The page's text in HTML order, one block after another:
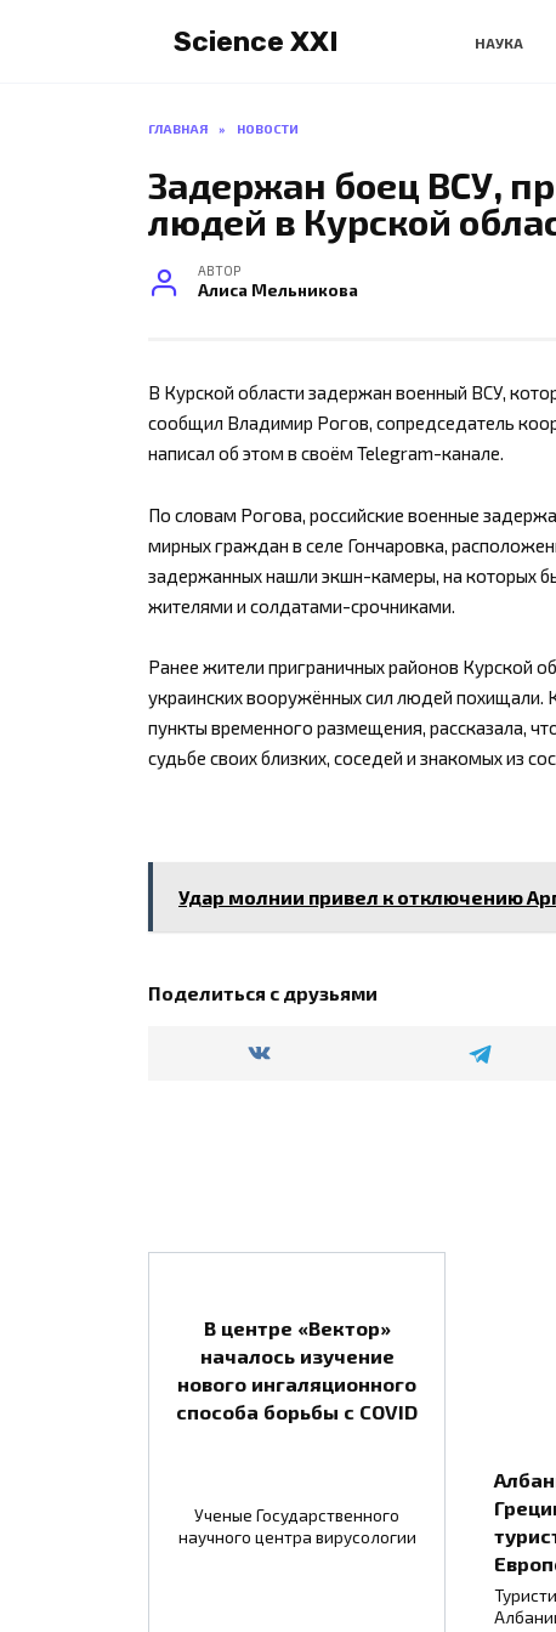
Science XXI НАУКА
ГЛАВНАЯ » НОВОСТИ
Задержан боец ВСУ,
людей в Курской
АВТОР
Алиса Мельникова
В Курской области задержан военный ВСУ,
сообщил Владимир Рогов, сопредседатель
написал об этом в своём Telegram-канале.
По словам Рогова, российские военные
мирных граждан в селе Гончаровка,
задержанных нашли экшн-камеры, на которых
жителями и солдатами-срочниками.
Ранее жители приграничных районов Курской
украинских вооружённых сил людей похищали.
пункты временного размещения, рассказала,
судьбе своих близких, соседей и знакомых из
Удар молнии привел к отключению
Поделиться с друзьями
В центре «Вектор»
началось изучение
нового ингаляционного
способа борьбы с COVID
Ученые Государственного
научного центра вирусологии